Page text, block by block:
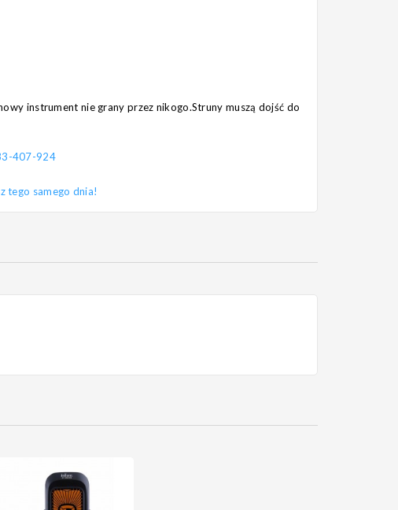
instrument nie grany przez nikogo.Struny muszą dojść do
407-924
tego samego dnia!